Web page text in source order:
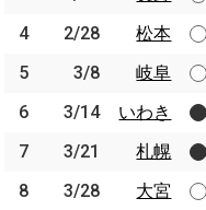
4
2/28 松本
5
3/8 岐阜
6
3/14 いわき
7
3/21 札幌
8
3/28 大宮
4
2/28
松本
5
3/8
岐阜
6
3/14
いわき
7
3/21
札幌
8
3/28 大宮